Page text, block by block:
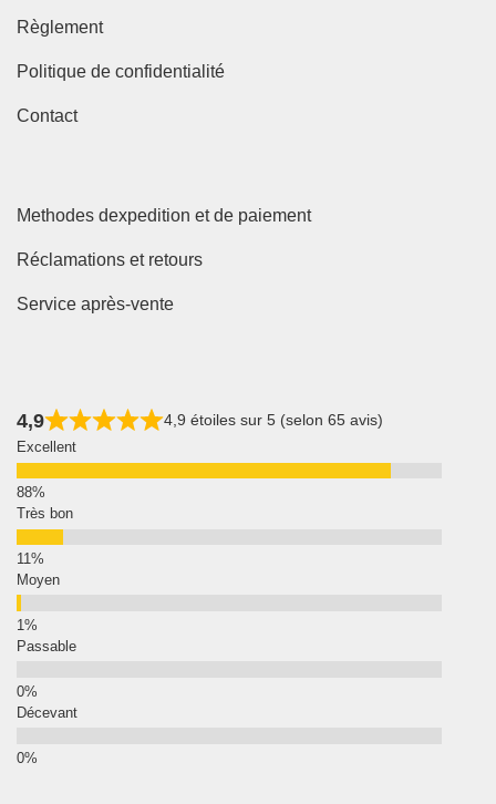
Règlement
Politique de confidentialité
Contact
Methodes dexpedition et de paiement
Réclamations et retours
Service après-vente
4,9 4,9 étoiles sur 5 (selon 65 avis)
Excellent
Très bon
Moyen
Passable
Décevant